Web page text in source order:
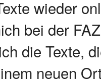
wieder
bei der
die Texte,
neuen